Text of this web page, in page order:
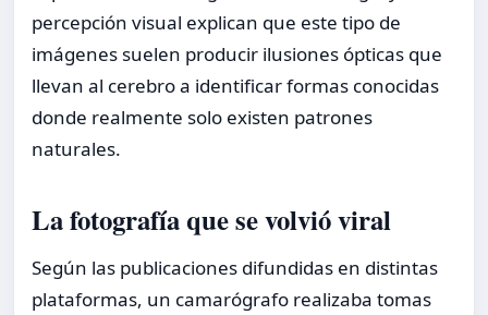
percepción visual explican que este tipo de
imágenes suelen producir ilusiones ópticas que
llevan al cerebro a identificar formas conocidas
donde realmente solo existen patrones
naturales.
La fotografía que se volvió viral
Según las publicaciones difundidas en distintas
plataformas, un camarógrafo realizaba tomas